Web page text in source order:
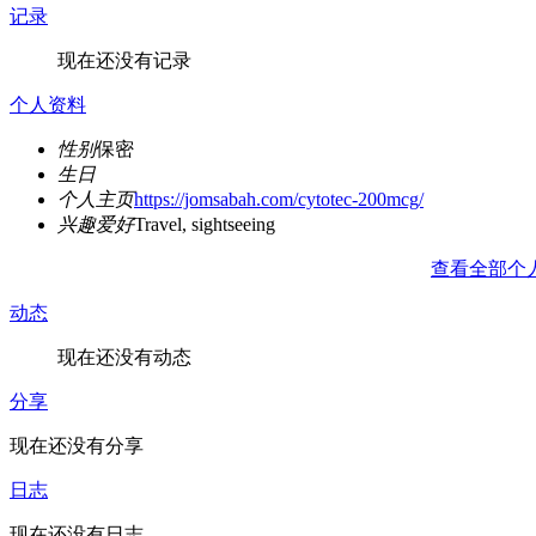
记录
现在还没有记录
个人资料
性别保密
生日
个人主页https://jomsabah.com/cytotec-200mcg/
兴趣爱好Travel, sightseeing
查看全部个
动态
现在还没有动态
分享
现在还没有分享
日志